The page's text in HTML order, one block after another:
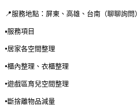
📍服務地點：屏東、高雄、台南（聊聊詢問）
▪️服務項目
•居家各空間整理
•櫃內整理、衣櫃整理
•遊戲區育兒空間整理
•斷捨離物品減量